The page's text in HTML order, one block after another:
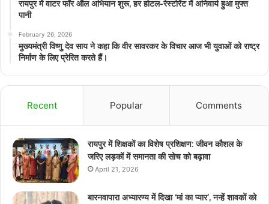
रायपुर में वाटर फॉर ऑल अभियान शुरू, हर होटल-रेस्टोरेंट में अनिवार्य हुआ मुफ्त
पानी
February 26, 2026
मुख्यमंत्री विष्णु देव साय ने कहा कि वीर सावरकर के विचार आज भी युवाओं को राष्ट्र
निर्माण के लिए प्रेरित करते हैं।
Recent Popular Comments
रायपुर में शिक्षकों का विशेष प्रशिक्षण: जीवन कौशल के
जरिए लड़कों में समानता की सोच को बढ़ावा
April 21, 2026
बारनवापारा अभ्यारण्य में दिखा ‘मां का प्यार’, नन्हें शावकों को